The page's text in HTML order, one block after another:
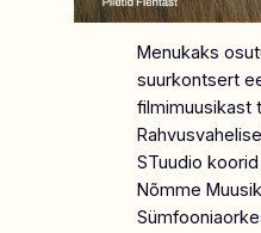
Menukaks
suurkontsert
filmimuusikast
STuudio
Nõmme